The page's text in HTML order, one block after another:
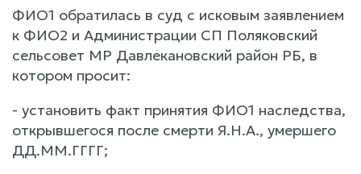
ФИО1 обратилась в суд с исковым заявлением
к ФИО2 и Администрации СП Поляковский
сельсовет МР Давлекановский район РБ, в
котором просит:
- установить факт принятия ФИО1 наследства,
открывшегося после смерти Я.Н.А., умершего
ДД.ММ.ГГГГ;